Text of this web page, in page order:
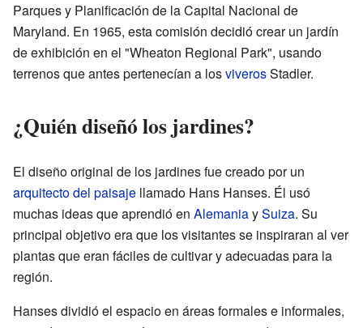
Parques y Planificación de la Capital Nacional de
Maryland. En 1965, esta comisión decidió crear un jardín
de exhibición en el "Wheaton Regional Park", usando
terrenos que antes pertenecían a losviverosStadler.
¿Quién diseñó los jardines?
El diseño original de los jardines fue creado por un
arquitecto del paisaje llamado Hans Hanses. Él usó
muchas ideas que aprendió en AlemaniaySuiza. Su
principal objetivo era que los visitantes se inspiraran al ver
plantas que eran fáciles de cultivar y adecuadas para la
región.
Hanses dividió el espacio en áreas formales e informales,